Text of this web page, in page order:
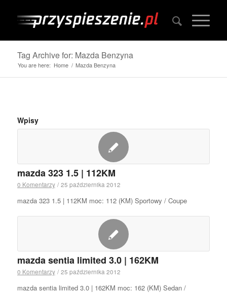
Tag Archive for: Mazda Benzyna
You are here: Home / Mazda Benzyna
Wpisy
mazda 323 1.5 | 112KM
0 Komentarzy / 25 października 2012
mazda 323 1.5 | 112KM moc: 112 (KM) Sportowy / Coupe
mazda sentia limited 3.0 | 162KM
0 Komentarzy / 25 października 2012
mazda sentia limited 3.0 | 162KM moc: 162 (KM) Sedan /